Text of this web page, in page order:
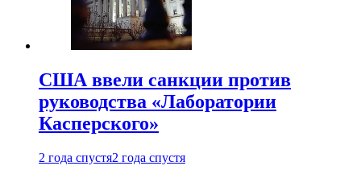
США ввели санкции против
руководства «Лаборатории
Касперского»
2 года спустя2 года спустя